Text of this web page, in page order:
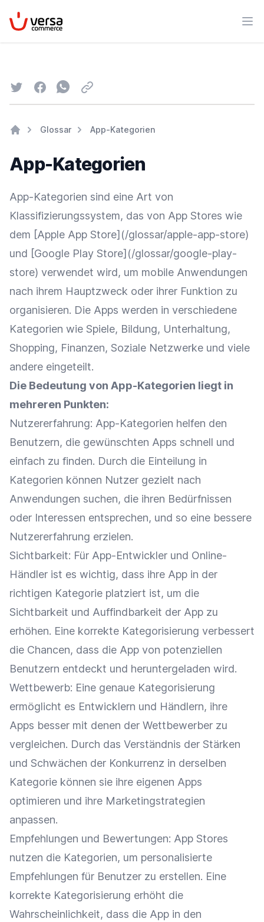
VersaCommerce
TwitterFacebookWhatsapp
Email
Glossar App-Kategorien
App-Kategorien
App-Kategorien sind eine Art von
Klassifizierungssystem, das von App Stores wie
dem [Apple App Store](/glossar/apple-app-store)
und [Google Play Store](/glossar/google-play-
store) verwendet wird, um mobile Anwendungen
nach ihrem Hauptzweck oder ihrer Funktion zu
organisieren. Die Apps werden in verschiedene
Kategorien wie Spiele, Bildung, Unterhaltung,
Shopping, Finanzen, Soziale Netzwerke und viele
andere eingeteilt.
Die Bedeutung von App-Kategorien liegt in
mehreren Punkten:
Nutzererfahrung: App-Kategorien helfen den
Benutzern, die gewünschten Apps schnell und
einfach zu finden. Durch die Einteilung in
Kategorien können Nutzer gezielt nach
Anwendungen suchen, die ihren Bedürfnissen
oder Interessen entsprechen, und so eine bessere
Nutzererfahrung erzielen.
Sichtbarkeit: Für App-Entwickler und Online-
Händler ist es wichtig, dass ihre App in der
richtigen Kategorie platziert ist, um die
Sichtbarkeit und Auffindbarkeit der App zu
erhöhen. Eine korrekte Kategorisierung verbessert
die Chancen, dass die App von potenziellen
Benutzern entdeckt und heruntergeladen wird.
Wettbewerb: Eine genaue Kategorisierung
ermöglicht es Entwicklern und Händlern, ihre
Apps besser mit denen der Wettbewerber zu
vergleichen. Durch das Verständnis der Stärken
und Schwächen der Konkurrenz in derselben
Kategorie können sie ihre eigenen Apps
optimieren und ihre Marketingstrategien
anpassen.
Empfehlungen und Bewertungen: App Stores
nutzen die Kategorien, um personalisierte
Empfehlungen für Benutzer zu erstellen. Eine
korrekte Kategorisierung erhöht die
Wahrscheinlichkeit, dass die App in den